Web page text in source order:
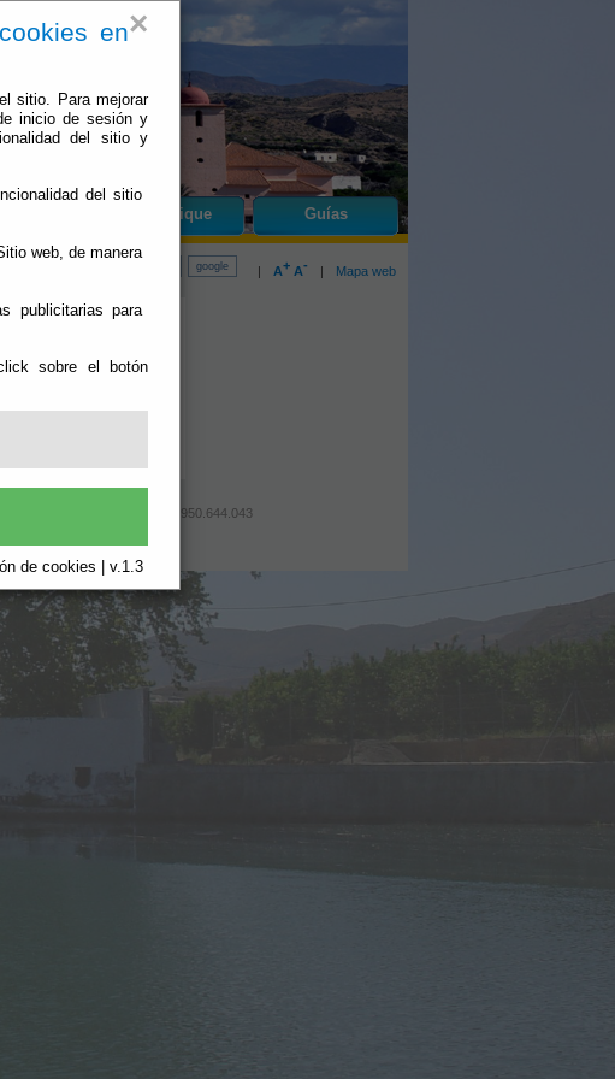
×
en
sitio. Para mejorar
inicio de sesión y
del sitio y
del sitio
web, de manera
publicitarias para
sobre el botón
de cookies | v.1.3
Bentarique Guías
| A+ A- | Mapa web
- Teléf.: 950.643.228 Fax: 950.644.043